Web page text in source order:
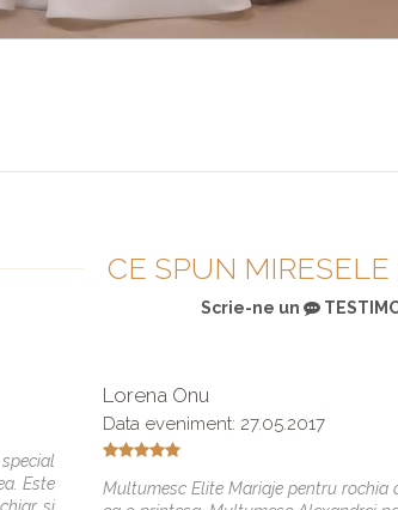
CE SPUN MIRESELE
Scrie-ne un
Este
Lorena Onu
Data eveniment: 27.05.2017
Multumesc Elite Mariaje pentru rochia